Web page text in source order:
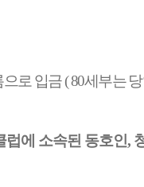
으로 입금( 80세부는
럽에 소속된 동호인,